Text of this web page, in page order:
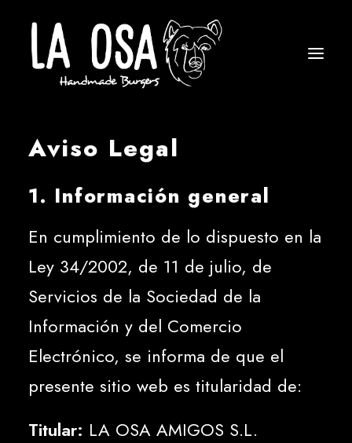
Aviso Legal
1. Información general
En cumplimiento de lo dispuesto en la
Ley 34/2002, de 11 de julio, de
Servicios de la Sociedad de la
Información y del Comercio
Electrónico, se informa de que el
presente sitio web es titularidad de:
Titular: LA OSA AMIGOS S.L.